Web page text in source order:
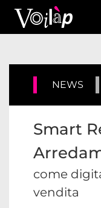
NEWS
Smart
come
vendita